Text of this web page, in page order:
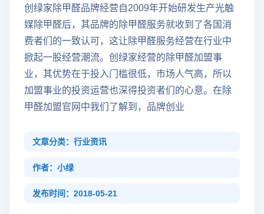
创绿家除甲醛品牌经营自2009年开始研发生产光触
媒除甲醛后，其品牌的除甲醛服务就收到了各国消
费者们的一致认可，这让除甲醛服务经营在行业中
掀起一股经营潮流。创绿家经营的除甲醛加盟事
业，其优势在于投入门槛很低，市场人气高，所以
加盟事业的投资运营也深得投资者们的心意。在除
甲醛加盟官网中我们了解到，品牌创业
文章分类：行业资讯
作者：小绿
发布时间：2018-05-21